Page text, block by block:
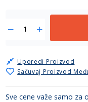
Sačuvaj Proizvod
Uporedi Proizvod
Sve cene važe samo za